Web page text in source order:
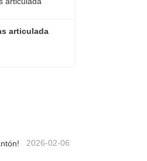
articulada
2026-02-06